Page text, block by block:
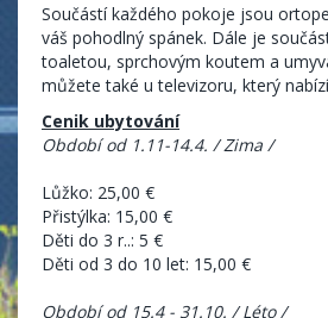
Součástí každého pokoje jsou
váš pohodlný spánek. Dále je
toaletou, sprchovým koutem a
můžete také u televizoru, který
Cenik ubytování
Období od 1.11-14.4. / Zima /
Lůžko: 25,00 €
Přistýlka: 15,00 €
Děti do 3 r..: 5 €
Děti od 3 do 10 let: 15,00 €
Období od 15.4 - 31.10. / Léto /